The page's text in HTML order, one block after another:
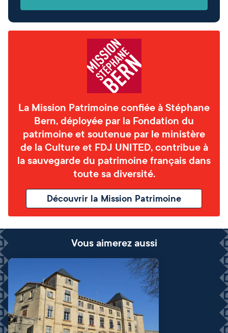
La Mission Patrimoine confiée à Stéphane
Bern, déployée par la Fondation du
patrimoine et soutenue par le ministère
de la Culture et FDJ UNITED, contribue à
la sauvegarde du patrimoine français dans
toute sa diversité.
Découvrir la Mission Patrimoine
Vous aimerez aussi